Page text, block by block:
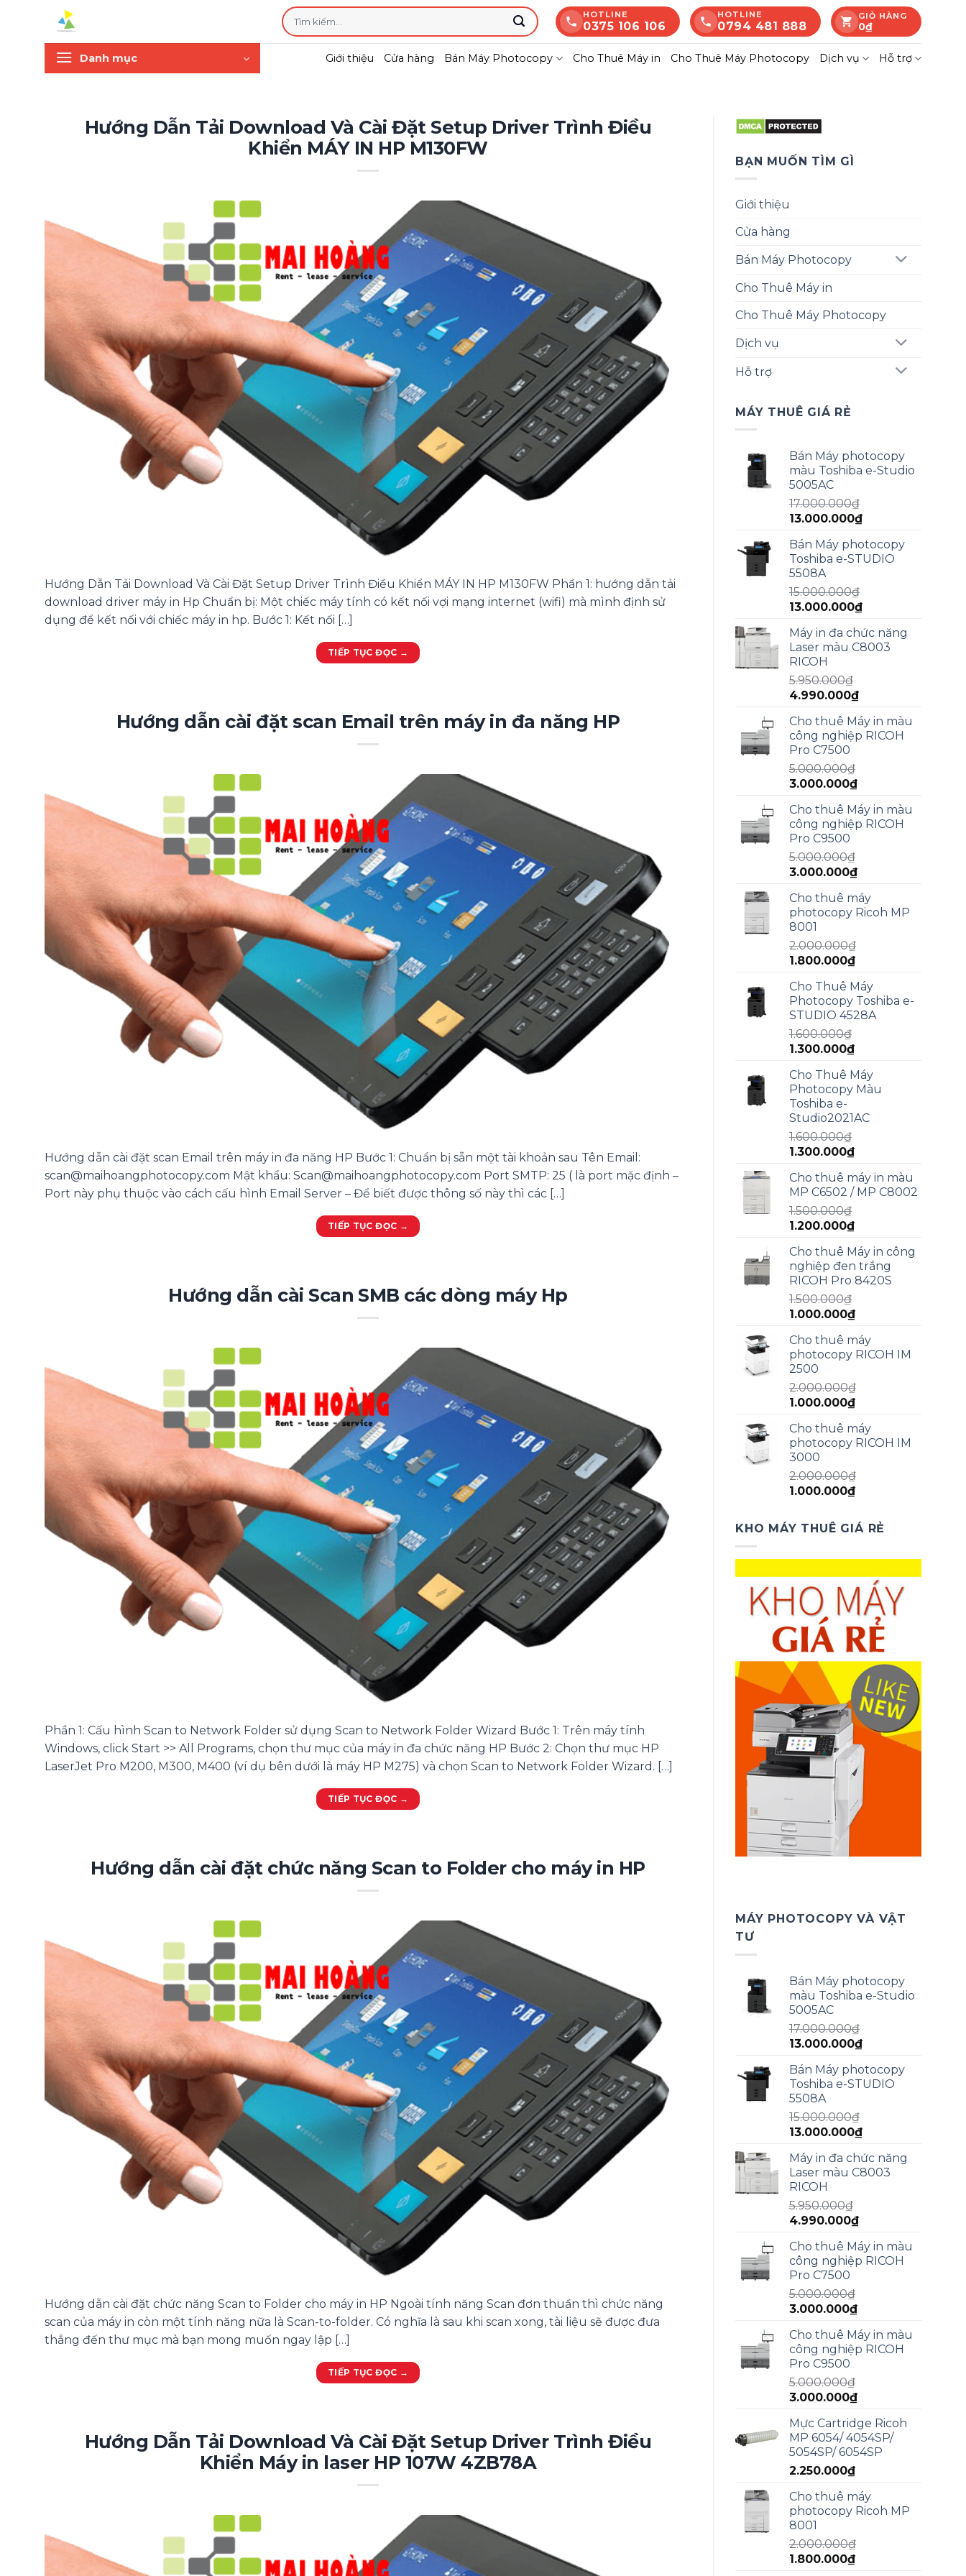
Tìm
kiếm:
HOTLINE
0375 106 106
HOTLINE
0794 481 888
GIỎ HÀNG
0₫
Danh mục Giới thiệu Cửa hàng Bán Máy Photocopy Cho Thuê Máy in Cho Thuê Máy Photocopy Dịch vụ Hỗ trợ
Hướng Dẫn Tải Download Và Cài Đặt Setup Driver Trình Điều
Khiển MÁY IN HP M130FW
Hướng Dẫn Tải Download Và Cài Đặt Setup Driver Trình Điều Khiển MÁY IN HP M130FW Phần 1: hướng dẫn tải
download driver máy in Hp Chuẩn bị: Một chiếc máy tính có kết nối vợi mạng internet (wifi) mà mình định sử
dụng để kết nối với chiếc máy in hp. Bước 1: Kết nối […]
TIẾP TỤC ĐỌC →
Hướng dẫn cài đặt scan Email trên máy in đa năng HP
Hướng dẫn cài đặt scan Email trên máy in đa năng HP Bước 1: Chuẩn bị sẵn một tài khoản sau Tên Email:
scan@maihoangphotocopy.com Mật khẩu: Scan@maihoangphotocopy.com Port SMTP: 25 ( là port mặc định –
Port này phụ thuộc vào cách cấu hình Email Server – Để biết được thông số này thì các […]
TIẾP TỤC ĐỌC →
Hướng dẫn cài Scan SMB các dòng máy Hp
Phần 1: Cấu hình Scan to Network Folder sử dụng Scan to Network Folder Wizard Bước 1: Trên máy tính
Windows, click Start >> All Programs, chọn thư mục của máy in đa chức năng HP Bước 2: Chọn thư mục HP
LaserJet Pro M200, M300, M400 (ví dụ bên dưới là máy HP M275) và chọn Scan to Network Folder Wizard. […]
TIẾP TỤC ĐỌC →
Hướng dẫn cài đặt chức năng Scan to Folder cho máy in HP
Hướng dẫn cài đặt chức năng Scan to Folder cho máy in HP Ngoài tính năng Scan đơn thuần thì chức năng
scan của máy in còn một tính năng nữa là Scan-to-folder. Có nghĩa là sau khi scan xong, tài liệu sẽ được đưa
thẳng đến thư mục mà bạn mong muốn ngay lập […]
TIẾP TỤC ĐỌC →
Hướng Dẫn Tải Download Và Cài Đặt Setup Driver Trình Điều
Khiển Máy in laser HP 107W 4ZB78A
BẠN MUỐN TÌM GÌ
Giới thiệu
Cửa hàng
Bán Máy Photocopy
Cho Thuê Máy in
Cho Thuê Máy Photocopy
Dịch vụ
Hỗ trợ
MÁY THUÊ GIÁ RẺ
Bán Máy photocopy
màu Toshiba e-Studio
5005AC
17.000.000₫
Giá
là:
17.000.000₫.
13.000.000₫Giá
tại
là:
Bán Máy photocopy
Toshiba e-STUDIO
5508A
15.000.000₫
Giá
là:
15.000.000₫.
13.000.000₫Giá
tại
là:
Máy in đa chức năng
Laser màu C8003
RICOH
5.950.000₫
Giá
là:
5.950.000₫.
4.990.000₫Giá
tại
là:
Cho thuê Máy in màu
công nghiệp RICOH
Pro C7500
5.000.000₫
Giá
là:
5.000.000₫.
3.000.000₫Giá
tại
là:
Cho thuê Máy in màu
công nghiệp RICOH
Pro C9500
5.000.000₫
Giá
là:
5.000.000₫.
3.000.000₫Giá
tại
là:
Cho thuê máy
photocopy Ricoh MP
8001
2.000.000₫
Giá
là:
2.000.000₫.
1.800.000₫Giá
tại
là:
1.800.000₫.
Cho Thuê Máy
Photocopy Toshiba e-
STUDIO 4528A
1.600.000₫
Giá
là:
1.600.000₫.
1.300.000₫Giá
tại
là:
Cho Thuê Máy
Photocopy Màu
Toshiba e-
Studio2021AC
1.600.000₫
Giá
là:
1.600.000₫.
1.300.000₫Giá
tại
là:
Cho thuê máy in màu
MP C6502 / MP C8002
1.500.000₫
Giá
là:
1.500.000₫.
1.200.000₫Giá
tại
là:
1.200.000₫.
Cho thuê Máy in công
nghiệp đen trắng
RICOH Pro 8420S
1.500.000₫
Giá
là:
1.500.000₫.
1.000.000₫Giá
tại
là:
Cho thuê máy
photocopy RICOH IM
2500
2.000.000₫
Giá
là:
2.000.000₫.
1.000.000₫Giá
tại
là:
Cho thuê máy
photocopy RICOH IM
3000
2.000.000₫
Giá
là:
2.000.000₫.
1.000.000₫Giá
tại
là:
KHO MÁY THUÊ GIÁ RẺ
MÁY PHOTOCOPY VÀ VẬT
TƯ
Bán Máy photocopy
màu Toshiba e-Studio
5005AC
17.000.000₫
Giá
là:
17.000.000₫.
13.000.000₫Giá
tại
là:
Bán Máy photocopy
Toshiba e-STUDIO
5508A
15.000.000₫
Giá
là:
15.000.000₫.
13.000.000₫Giá
tại
là:
Máy in đa chức năng
Laser màu C8003
RICOH
5.950.000₫
Giá
là:
5.950.000₫.
4.990.000₫Giá
tại
là:
Cho thuê Máy in màu
công nghiệp RICOH
Pro C7500
5.000.000₫
Giá
là:
5.000.000₫.
3.000.000₫Giá
tại
là:
Cho thuê Máy in màu
công nghiệp RICOH
Pro C9500
5.000.000₫
Giá
là:
5.000.000₫.
3.000.000₫Giá
tại
là:
3.000.000₫.
Mực Cartridge Ricoh
MP 6054/ 4054SP/
5054SP/ 6054SP
2.250.000₫
Cho thuê máy
photocopy Ricoh MP
8001
2.000.000₫
Giá
1.800.000₫Giá